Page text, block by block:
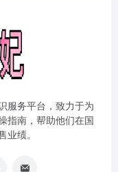
服务平台，致力于为
指南，帮助他们在国
绩。